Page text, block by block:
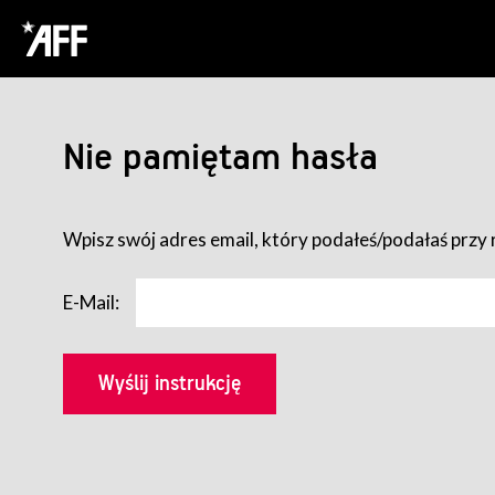
Nie pamiętam hasła
Wpisz swój adres email, który podałeś/podałaś
E-Mail: